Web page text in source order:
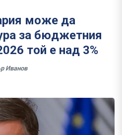
може да
за бюджетния
той е над 3%
Иванов